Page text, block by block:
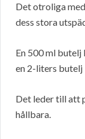
Det otroliga
dess stora
En 500 ml
en 2-liters
Det leder till att
hållbara.